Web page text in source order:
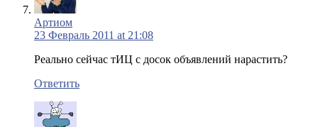
Артиом
23 Февраль 2011 at 21:08
Реально сейчас тИЦ с досок объявлений нарастить?
Ответить